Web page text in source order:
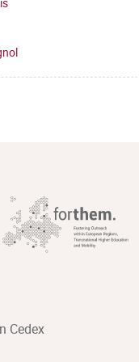
Cedex